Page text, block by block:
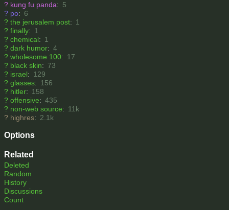
? kung fu panda: 5
? po: 6
? the jerusalem post: 1
? finally: 1
? chemical: 1
? dark humor: 4
? wholesome 100: 17
? black skin: 73
? israel: 129
? glasses: 156
? hitler: 158
? offensive: 435
? non-web source: 11k
? highres: 2.1k
Options
Related
Deleted
Random
History
Discussions
Count